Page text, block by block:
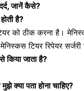
जानें कैसे?
है?
को ठीक करना है।
टियर रिपेयर सर्जरी
किया जाता है?
क्या पता होना चाहिए?